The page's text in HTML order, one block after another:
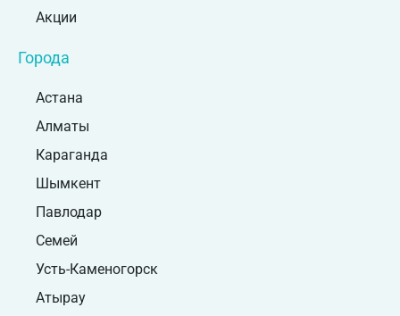
Акции
Города
Астана
Алматы
Караганда
Шымкент
Павлодар
Семей
Усть-Каменогорск
Атырау